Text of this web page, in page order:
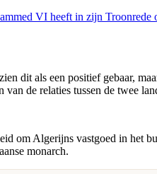
VI heeft in zijn Troonrede
dit als een positief gebaar,
de relaties tussen de twee
om Algerijns vastgoed in het
monarch.